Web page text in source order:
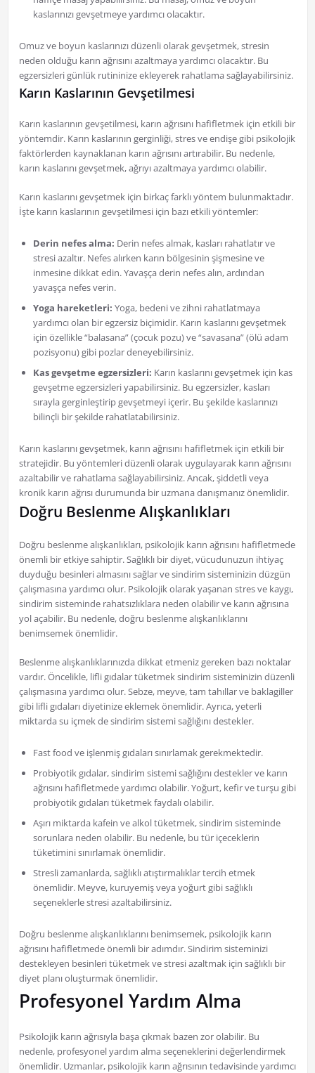
kaslarınızı gevşetmeye yardımcı olacaktır.
Omuz ve boyun kaslarınızı düzenli olarak gevşetmek, stresin
neden olduğu karın ağrısını azaltmaya yardımcı olacaktır. Bu
egzersizleri günlük rutininize ekleyerek rahatlama sağlayabilirsiniz.
Karın Kaslarının Gevşetilmesi
Karın kaslarının gevşetilmesi, karın ağrısını hafifletmek için etkili bir
yöntemdir. Karın kaslarının gerginliği, stres ve endişe gibi psikolojik
faktörlerden kaynaklanan karın ağrısını artırabilir. Bu nedenle,
karın kaslarını gevşetmek, ağrıyı azaltmaya yardımcı olabilir.
Karın kaslarını gevşetmek için birkaç farklı yöntem bulunmaktadır.
İşte karın kaslarının gevşetilmesi için bazı etkili yöntemler:
Derin nefes alma: Derin nefes almak, kasları rahatlatır ve
stresi azaltır. Nefes alırken karın bölgesinin şişmesine ve
inmesine dikkat edin. Yavaşça derin nefes alın, ardından
yavaşça nefes verin.
Yoga hareketleri: Yoga, bedeni ve zihni rahatlatmaya
yardımcı olan bir egzersiz biçimidir. Karın kaslarını gevşetmek
için özellikle “balasana” (çocuk pozu) ve “savasana” (ölü adam
pozisyonu) gibi pozlar deneyebilirsiniz.
Kas gevşetme egzersizleri: Karın kaslarını gevşetmek için kas
gevşetme egzersizleri yapabilirsiniz. Bu egzersizler, kasları
sırayla gerginleştirip gevşetmeyi içerir. Bu şekilde kaslarınızı
bilinçli bir şekilde rahatlatabilirsiniz.
Karın kaslarını gevşetmek, karın ağrısını hafifletmek için etkili bir
stratejidir. Bu yöntemleri düzenli olarak uygulayarak karın ağrısını
azaltabilir ve rahatlama sağlayabilirsiniz. Ancak, şiddetli veya
kronik karın ağrısı durumunda bir uzmana danışmanız önemlidir.
Doğru Beslenme Alışkanlıkları
Doğru beslenme alışkanlıkları, psikolojik karın ağrısını hafifletmede
önemli bir etkiye sahiptir. Sağlıklı bir diyet, vücudunuzun ihtiyaç
duyduğu besinleri almasını sağlar ve sindirim sisteminizin düzgün
çalışmasına yardımcı olur. Psikolojik olarak yaşanan stres ve kaygı,
sindirim sisteminde rahatsızlıklara neden olabilir ve karın ağrısına
yol açabilir. Bu nedenle, doğru beslenme alışkanlıklarını
benimsemek önemlidir.
Beslenme alışkanlıklarınızda dikkat etmeniz gereken bazı noktalar
vardır. Öncelikle, lifli gıdalar tüketmek sindirim sisteminizin düzenli
çalışmasına yardımcı olur. Sebze, meyve, tam tahıllar ve baklagiller
gibi lifli gıdaları diyetinize eklemek önemlidir. Ayrıca, yeterli
miktarda su içmek de sindirim sistemi sağlığını destekler.
Fast food ve işlenmiş gıdaları sınırlamak gerekmektedir.
Probiyotik gıdalar, sindirim sistemi sağlığını destekler ve karın
ağrısını hafifletmede yardımcı olabilir. Yoğurt, kefir ve turşu gibi
probiyotik gıdaları tüketmek faydalı olabilir.
Aşırı miktarda kafein ve alkol tüketmek, sindirim sisteminde
sorunlara neden olabilir. Bu nedenle, bu tür içeceklerin
tüketimini sınırlamak önemlidir.
Stresli zamanlarda, sağlıklı atıştırmalıklar tercih etmek
önemlidir. Meyve, kuruyemiş veya yoğurt gibi sağlıklı
seçeneklerle stresi azaltabilirsiniz.
Doğru beslenme alışkanlıklarını benimsemek, psikolojik karın
ağrısını hafifletmede önemli bir adımdır. Sindirim sisteminizi
destekleyen besinleri tüketmek ve stresi azaltmak için sağlıklı bir
diyet planı oluşturmak önemlidir.
Profesyonel Yardım Alma
Psikolojik karın ağrısıyla başa çıkmak bazen zor olabilir. Bu
nedenle, profesyonel yardım alma seçeneklerini değerlendirmek
önemlidir. Uzmanlar, psikolojik karın ağrısının tedavisinde yardımcı